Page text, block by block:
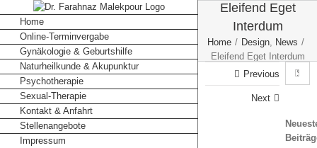
content
Home
Online-Terminvergabe
Gynäkologie & Geburtshilfe
Naturheilkunde & Akupunktur
Psychotherapie
Sexual-Therapie
Kontakt & Anfahrt
Stellenangebote
Impressum
Eleifend Eget
Interdum
Home / Design News /
Eleifend Eget Interdum
Previous
Next
Search
for: